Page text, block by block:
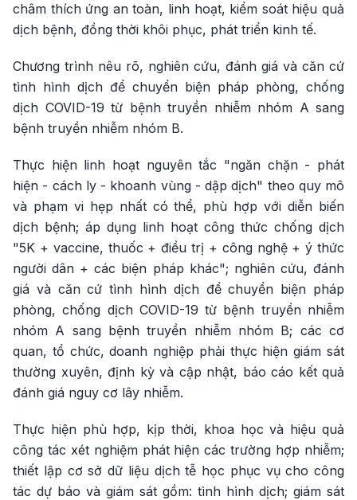
châm thích ứng an toàn, linh hoạt, kiểm soát hiệu quả
dịch bệnh, đồng thời khôi phục, phát triển kinh tế.
Chương trình nêu rõ, nghiên cứu, đánh giá và căn cứ
tình hình dịch để chuyển biện pháp phòng, chống
dịch COVID-19 từ bệnh truyền nhiễm nhóm A sang
bệnh truyền nhiễm nhóm B.
Thực hiện linh hoạt nguyên tắc "ngăn chặn - phát
hiện - cách ly - khoanh vùng - dập dịch" theo quy mô
và phạm vi hẹp nhất có thể, phù hợp với diễn biến
dịch bệnh; áp dụng linh hoạt công thức chống dịch
"5K + vaccine, thuốc + điều trị + công nghệ + ý thức
người dân + các biện pháp khác"; nghiên cứu, đánh
giá và căn cứ tình hình dịch để chuyển biện pháp
phòng, chống dịch COVID-19 từ bệnh truyền nhiễm
nhóm A sang bệnh truyền nhiễm nhóm B; các cơ
quan, tổ chức, doanh nghiệp phải thực hiện giám sát
thường xuyên, định kỳ và cập nhật, báo cáo kết quả
đánh giá nguy cơ lây nhiễm.
Thực hiện phù hợp, kịp thời, khoa học và hiệu quả
công tác xét nghiệm phát hiện các trường hợp nhiễm;
thiết lập cơ sở dữ liệu dịch tễ học phục vụ cho công
tác dự báo và giám sát gồm: tình hình dịch; giám sát